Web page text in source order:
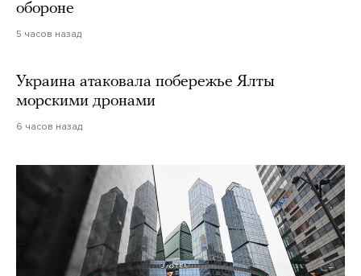
обороне
5 часов назад
Украина атаковала побережье Ялты
морскими дронами
6 часов назад